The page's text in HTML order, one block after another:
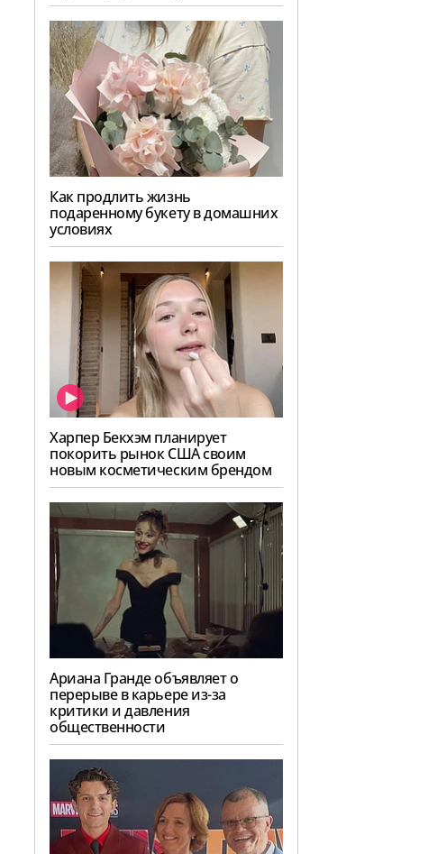
Как продлить жизнь
подаренному букету в домашних
условиях
Харпер Бекхэм планирует
покорить рынок США своим
новым косметическим брендом
Ариана Гранде объявляет о
перерыве в карьере из-за
критики и давления
общественности